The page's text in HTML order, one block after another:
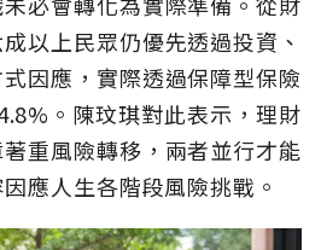
以上民眾仍優先透過投資、
因應，實際透過保障型保險
。陳玟琪對此表示，理財
重風險轉移，兩者並行才能
應人生各階段風險挑戰。